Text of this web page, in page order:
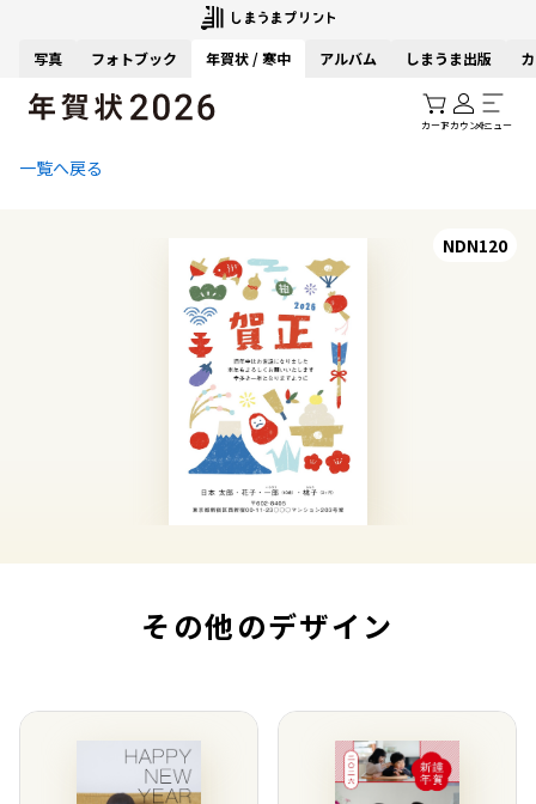
写真 フォトブック 年賀状 / 寒中 アルバム しまうま出版
カートアカウントメニュー
一覧へ戻る
NDN120
その他のデザイン